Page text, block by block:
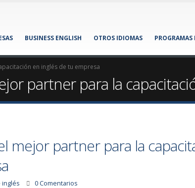
BUSINESS ENGLISH OTROS IDIOMAS
en inglés de tu empresa
partner para la
mejor partner para la
inglés 0 Comentarios